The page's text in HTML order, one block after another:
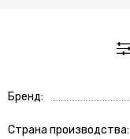
Бренд
Страна производства